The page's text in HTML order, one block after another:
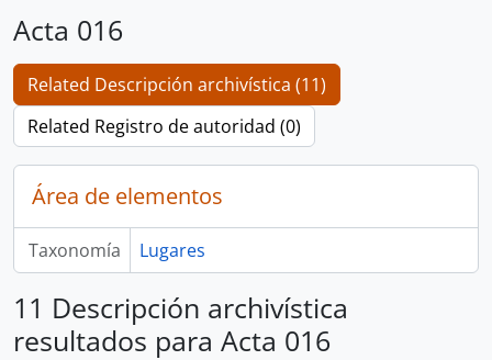
Acta 016
Related Descripción archivística (11)
Related Registro de autoridad (0)
Área de elementos
Taxonomía Lugares
11 Descripción archivística
resultados para Acta 016